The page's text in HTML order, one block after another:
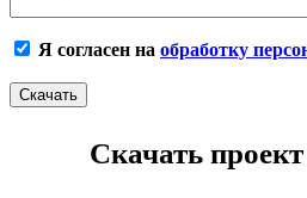
Я согласен на обработку
Скачать